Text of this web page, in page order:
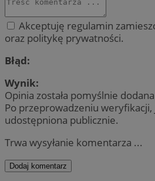
Akceptuję regulamin
oraz politykę prywatności.
Błąd:
Wynik:
Opinia została pomyślnie
Po przeprowadzeniu
udostępniona publicznie.
Trwa wysyłanie komentarza ...
Dodaj komentarz